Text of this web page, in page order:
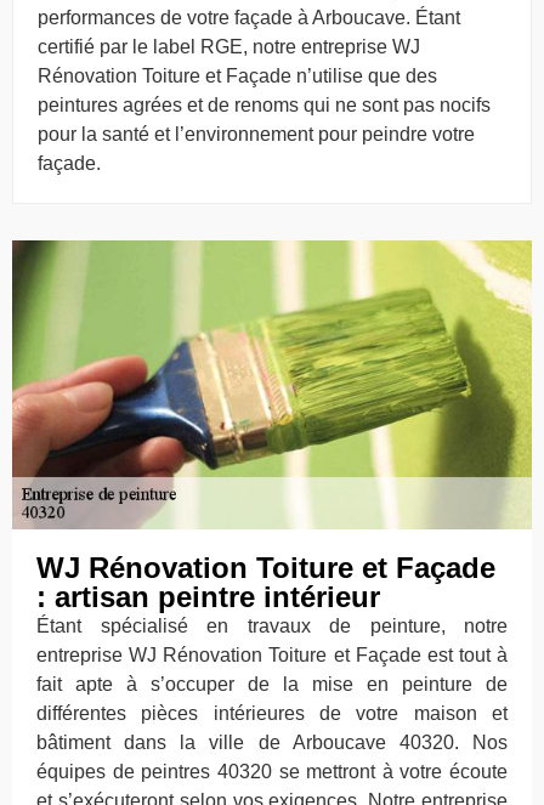
performances de votre façade à Arboucave. Étant
certifié par le label RGE, notre entreprise WJ
Rénovation Toiture et Façade n’utilise que des
peintures agrées et de renoms qui ne sont pas nocifs
pour la santé et l’environnement pour peindre votre
façade.
WJ Rénovation Toiture et Façade
: artisan peintre intérieur
Étant spécialisé en travaux de peinture, notre
entreprise WJ Rénovation Toiture et Façade est tout à
fait apte à s’occuper de la mise en peinture de
différentes pièces intérieures de votre maison et
bâtiment dans la ville de Arboucave 40320. Nos
équipes de peintres 40320 se mettront à votre écoute
et s’exécuteront selon vos exigences. Notre entreprise